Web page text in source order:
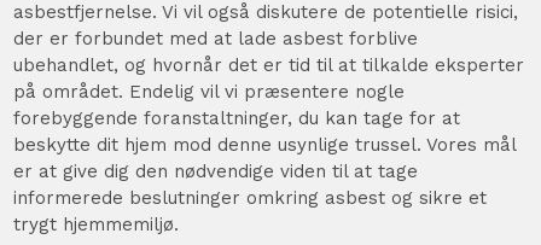
asbestfjernelse. Vi vil også diskutere de potentielle risici,
der er forbundet med at lade asbest forblive
ubehandlet, og hvornår det er tid til at tilkalde eksperter
på området. Endelig vil vi præsentere nogle
forebyggende foranstaltninger, du kan tage for at
beskytte dit hjem mod denne usynlige trussel. Vores mål
er at give dig den nødvendige viden til at tage
informerede beslutninger omkring asbest og sikre et
trygt hjemmemiljø.